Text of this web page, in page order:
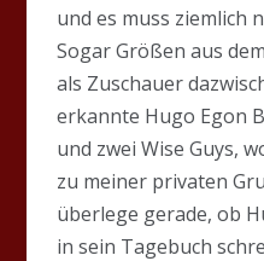
und es muss ziemlich
Sogar Größen aus
als Zuschauer
erkannte Hugo Egon
und zwei Wise Guys,
zu meiner privaten
überlege gerade, ob
in sein Tagebuch